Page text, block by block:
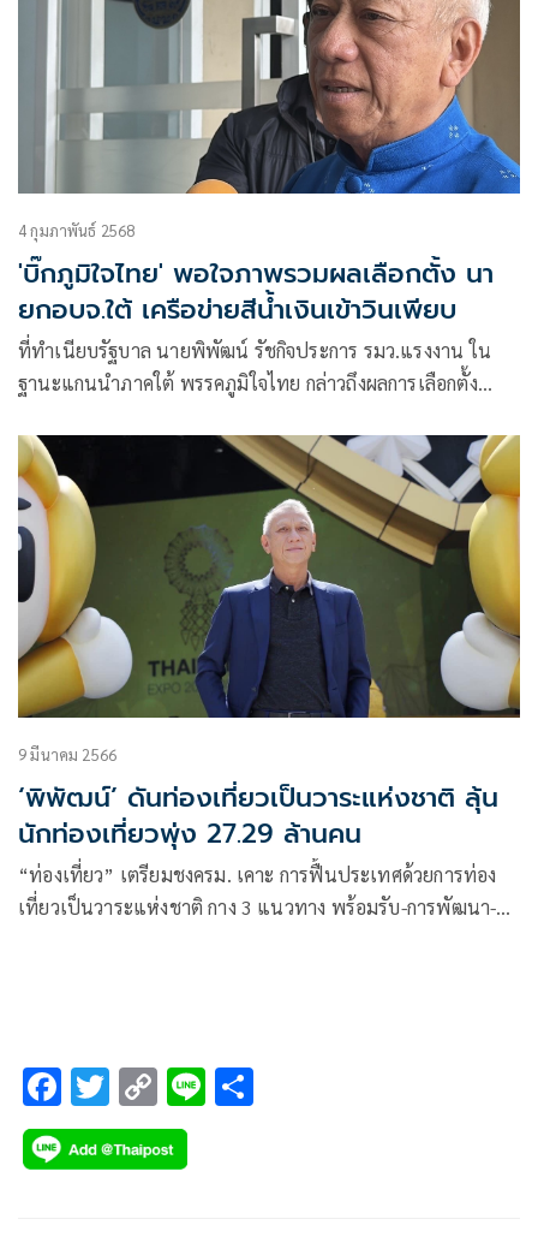
4 กุมภาพันธ์ 2568
'บิ๊กภูมิใจไทย' พอใจภาพรวมผลเลือกตั้ง นา
ยกอบจ.ใต้ เครือข่ายสีน้ำเงินเข้าวินเพียบ
ที่ทำเนียบรัฐบาล นายพิพัฒน์ รัชกิจประการ รมว.แรงงาน ใน
ฐานะแกนนำภาคใต้ พรรคภูมิใจไทย กล่าวถึงผลการเลือกตั้ง
9 มีนาคม 2566
‘พิพัฒน์’ ดันท่องเที่ยวเป็นวาระแห่งชาติ ลุ้น
นักท่องเที่ยวพุ่ง 27.29 ล้านคน
“ท่องเที่ยว” เตรียมชงครม. เคาะ การฟื้นประเทศด้วยการท่อง
เที่ยวเป็นวาระแห่งชาติ กาง 3 แนวทาง พร้อมรับ-การพัฒนา-
F
ac
e
T
wi
tt
C
o
p
Li